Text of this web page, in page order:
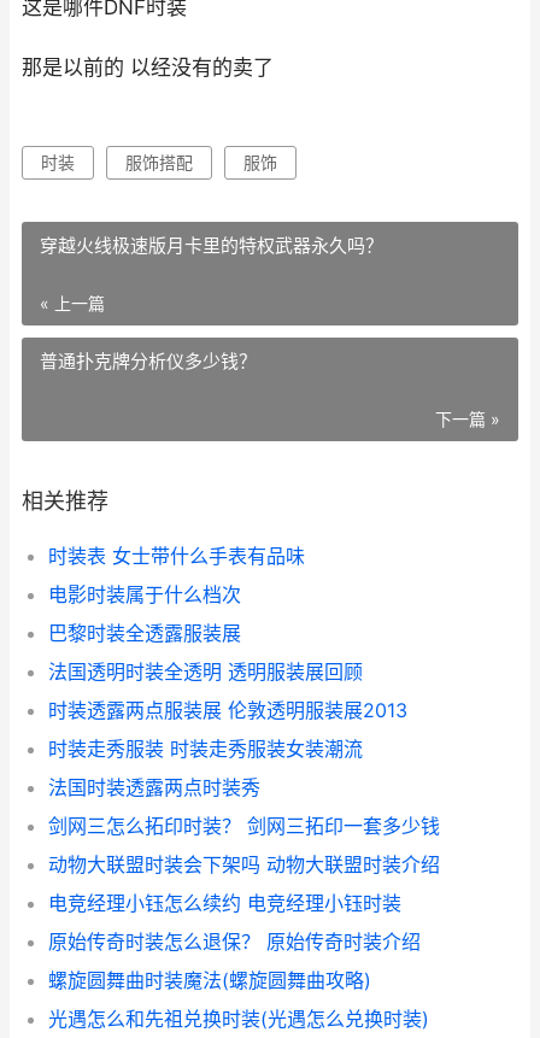
这是哪件DNF时装
那是以前的 以经没有的卖了
时装 服饰搭配 服饰
穿越火线极速版月卡里的特权武器永久吗？
« 上一篇
普通扑克牌分析仪多少钱？
下一篇 »
相关推荐
时装表 女士带什么手表有品味
电影时装属于什么档次
巴黎时装全透露服装展
法国透明时装全透明 透明服装展回顾
时装透露两点服装展 伦敦透明服装展2013
时装走秀服装 时装走秀服装女装潮流
法国时装透露两点时装秀
剑网三怎么拓印时装？ 剑网三拓印一套多少钱
动物大联盟时装会下架吗 动物大联盟时装介绍
电竞经理小钰怎么续约 电竞经理小钰时装
原始传奇时装怎么退保？ 原始传奇时装介绍
螺旋圆舞曲时装魔法(螺旋圆舞曲攻略)
光遇怎么和先祖兑换时装(光遇怎么兑换时装)